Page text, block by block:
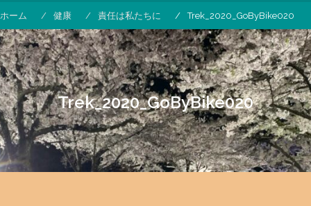
キ
ッ
プ
ホーム 健康 責任は私たちに Trek_2020_GoByBike020
Trek_2020_GoByBike020